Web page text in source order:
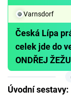
Varnsdorf
Česká Lípa
celek jde do
ONDŘEJ
Úvodní sestavy: